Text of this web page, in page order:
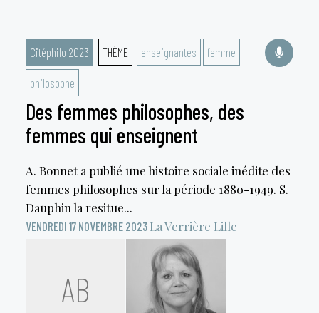
Citéphilo 2023 THÈME enseignantes femme
philosophe
Des femmes philosophes, des
femmes qui enseignent
A. Bonnet a publié une histoire sociale inédite des
femmes philosophes sur la période 1880-1949. S.
Dauphin la resitue...
VENDREDI 17 NOVEMBRE 2023 La Verrière Lille
AB